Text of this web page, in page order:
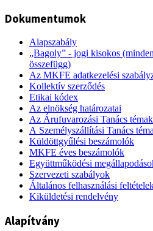
Dokumentumok
Alapszabály
„Bagoly” - jogi kisokos
összefügg)
Az MKFE adatkezelési
Kollektív szerződés
Etikai kódex
Az elnökség határozatai
Az Árufuvarozási Tanács
A Személyszállítási Tanács
Küldöttgyűlési beszámolók
MKFE éves beszámolók
Együttműködési
Szervezeti szabályok
Általános felhasználási
Kiküldetési rendelvény
Alapítvány